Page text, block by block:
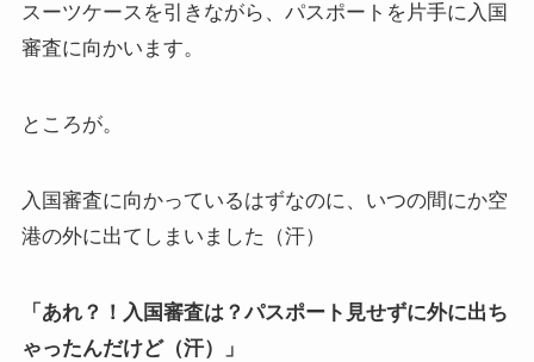
スーツケースを引きながら、パスポートを片手に入国
審査に向かいます。
ところが。
入国審査に向かっているはずなのに、いつの間にか空
港の外に出てしまいました（汗）
「あれ？！入国審査は？パスポート見せずに外に出ち
ゃったんだけど（汗）」